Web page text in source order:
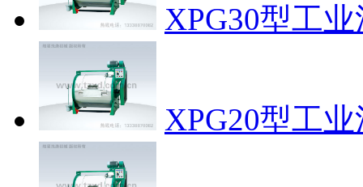
XPG30型工
XPG20型工